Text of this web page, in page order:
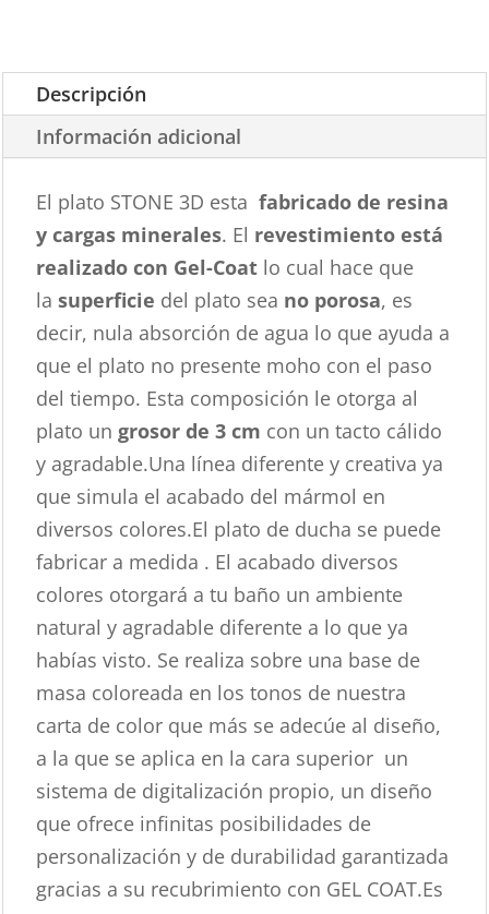
Descripción
Información adicional
El plato STONE 3D estafabricado de resina
y cargas minerales. El revestimiento está
realizado con Gel-Coat lo cual hace que
lasuperficie del plato sea no porosa, es
decir, nula absorción de agua lo que ayuda a
que el plato no presente moho con el paso
del tiempo. Esta composición le otorga al
plato un grosor de 3 cm con un tacto cálido
y agradable.Una línea diferente y creativa ya
que simula el acabado del mármol en
diversos colores.El plato de ducha se puede
fabricar a medida . El acabado diversos
colores otorgará a tu baño un ambiente
natural y agradable diferente a lo que ya
habías visto. Se realiza sobre una base de
masa coloreada en los tonos de nuestra
carta de color que más se adecúe al diseño,
a la que se aplica en la cara superior un
sistema de digitalización propio, un diseño
que ofrece infinitas posibilidades de
personalización y de durabilidad garantizada
gracias a su recubrimiento con GEL COAT.Es